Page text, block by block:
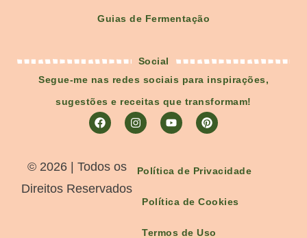
Guias de Fermentação
Social
Segue-me nas redes sociais para inspirações,
sugestões e receitas que transformam!
©️ 2026 | Todos os
Direitos Reservados
Política de Privacidade
Política de Cookies
Termos de Uso